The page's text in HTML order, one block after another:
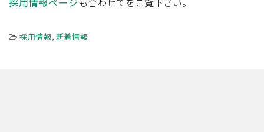
-採用情報, 新着情報